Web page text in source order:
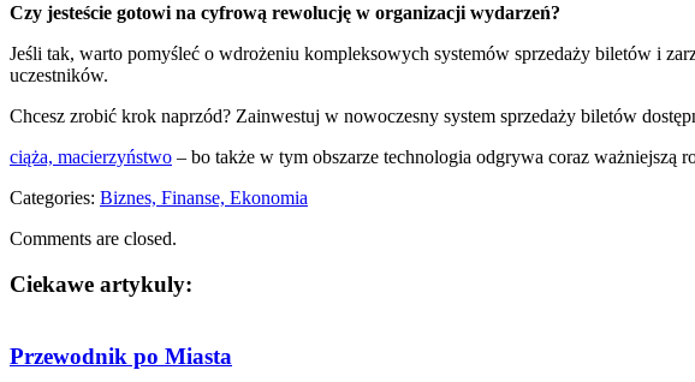
Czy jesteście gotowi na cyfrową rewolucję w organizacji wydarzeń?
Jeśli tak, warto pomyśleć o wdrożeniu kompleksowych systemów sprzedaży biletów i
uczestników.
Chcesz zrobić krok naprzód? Zainwestuj w nowoczesny system sprzedaży biletów
ciąża, macierzyństwo – bo także w tym obszarze technologia odgrywa coraz ważniejszą
Categories: Biznes, Finanse, Ekonomia
Comments are closed.
Ciekawe artykuly:
Przewodnik po Miasta